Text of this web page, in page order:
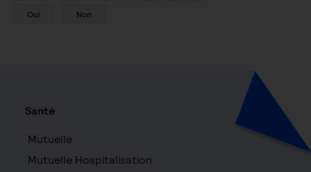
Oui Non
Santé
Mutuelle
Mutuelle Hospitalisation